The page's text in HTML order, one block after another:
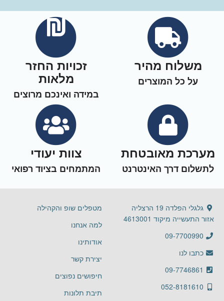
משלוח מהיר
על כל המוצרים
זכויות החזר
מלאות
במידה ואינכם מרוצים
מערכת מאובטחת
לתשלום דרך האינטרנט
צוות יעודי
המתמחים בציוד רפואי
גלגלי הפלדה 19 הרצליה
אזור התעשייה מיקוד 4613001
09-7700990
כתבו לנו
09-7746861
052-8181610
מטפלים שופ והקהילה
למה אנחנו
אודותינו
יצירת קשר
חיפושים נפוצים
תיבת תלונות